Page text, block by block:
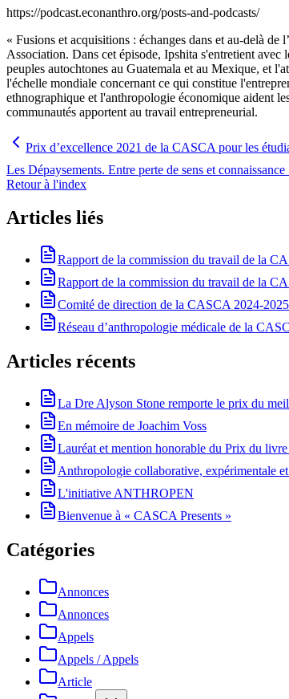
https://podcast.econanthro.org/posts-and-podcasts/
« Fusions et acquisitions : échanges dans et au‑delà
Association. Dans cet épisode, Ipshita s'entretient
peuples autochtones au Guatemala et au Mexique, et
l'échelle mondiale concernant ce qui constitue
ethnographique et l'anthropologie économique aident
communautés apportent au travail entrepreneurial.
Prix d’excellence 2021 de la CASCA pour les
Les Dépaysements. Entre perte de sens et
Retour à l'index
Articles liés
Rapport de la commission du travail de la
Rapport de la commission du travail de la
Comité de direction de la CASCA 2024-2025
Réseau d’anthropologie médicale de la
Articles récents
La Dre Alyson Stone remporte le prix du
En mémoire de Joachim Voss
Lauréat et mention honorable du Prix du
Anthropologie collaborative, expérimentale
L'initiative ANTHROPEN
Bienvenue à « CASCA Presents »
Catégories
Annonces
Annonces
Appels
Appels / Appels
Article